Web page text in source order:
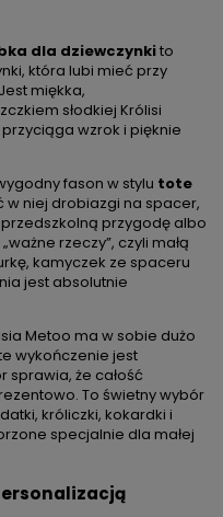
dla dziewczynkito
która lubi mieć przy
miękka,
słodkiej Królisi
wzrok i pięknie
fason w stylu tote
niej drobiazgi na spacer,
przygodę albo
rzeczy”, czyli małą
kamyczek ze spaceru
jest absolutnie
Metoo ma w sobie dużo
wykończenie jest
sprawia, że całość
To świetny wybór
króliczki, kokardki i
specjalnie dla małej